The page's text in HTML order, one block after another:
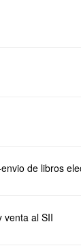
de libros
venta al SII